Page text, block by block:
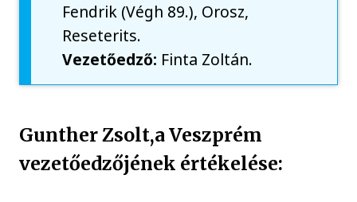
Fendrik (Végh 89.), Orosz,
Reseterits.
Vezetőedző: Finta Zoltán.
Gunther Zsolt,a Veszprém
vezetőedzőjének értékelése: